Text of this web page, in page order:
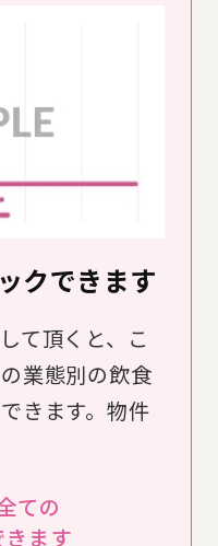
クできます
て頂くと、こ
業態別の飲食
きます。物件
ての
ます